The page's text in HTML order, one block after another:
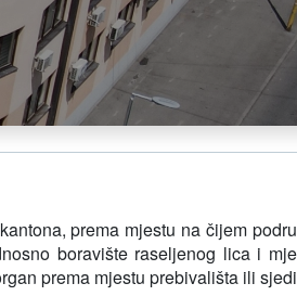
prema mjestu na čijem
boravište raseljenog lica i
prema mjestu prebivališta ili